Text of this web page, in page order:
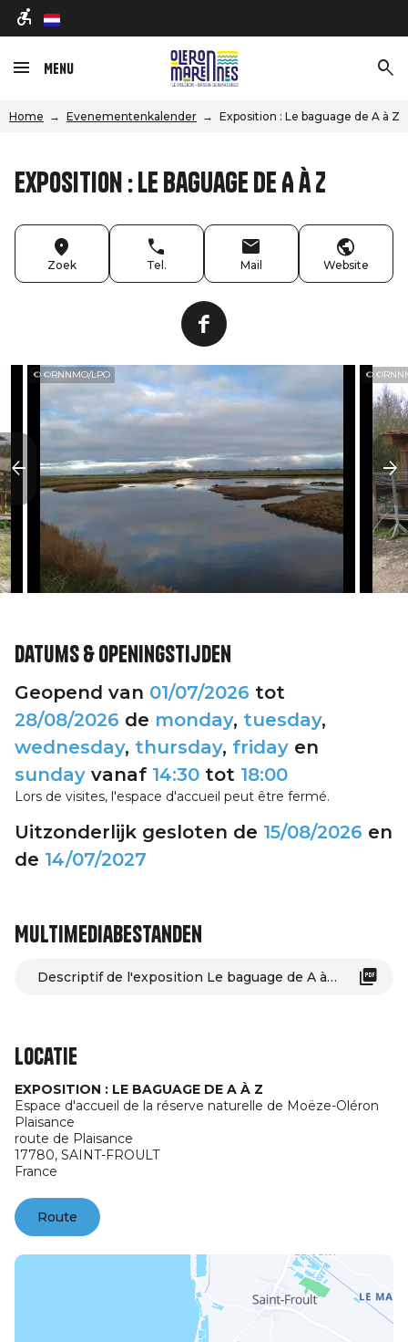
nl
Menu
Home Evenementenkalender Exposition : Le baguage de A à Z
Exposition : Le baguage de A à Z
Zoek Tel. Mail Website
© ©RNNMO/LPO ©
Datums & openingstijden
Geopend van 01/07/2026 tot
28/08/2026 de monday, tuesday,
wednesday, thursday, friday en
sunday vanaf 14:30 tot 18:00
Lors de visites, l'espace d'accueil peut être fermé.
Uitzonderlijk gesloten de 15/08/2026 en
de 14/07/2027
Multimediabestanden
Descriptif de l'exposition Le baguage de A à Z
Locatie
EXPOSITION : LE BAGUAGE DE A À Z
Espace d'accueil de la réserve naturelle de Moëze-Oléron
Plaisance
route de Plaisance
17780, SAINT-FROULT
France
Route